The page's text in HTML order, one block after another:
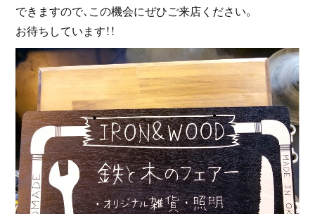
できますので、この機会にぜひご来店ください。
お待ちしています！！